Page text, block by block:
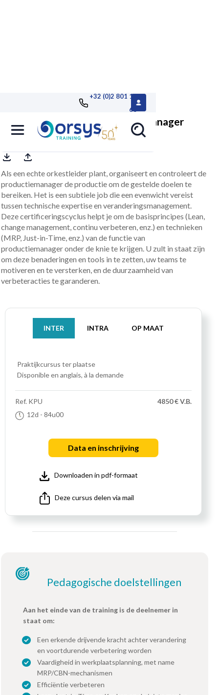
+32 (0)2 801 13
68
Certificeringscursus productiemanager
Als een echte orkestleider plant, organiseert en controleert de
productiemanager de productie om de gestelde doelen te
bereiken. Het is een subtiele job die een evenwicht vereist
tussen technische expertise en veranderingsmanagement.
Deze certificeringscyclus helpt je om de basisprincipes (Lean,
change management, continu verbeteren, enz.) en technieken
(MRP, Just-in-Time, enz.) van de functie van
productiemanager onder de knie te krijgen. U zult in staat zijn
om deze benaderingen en tools in te zetten, uw teams te
motiveren en te versterken, en de duurzaamheid van
verbeteracties te garanderen.
INTER INTRA OP MAAT
Praktijkcursus ter plaatse
Disponible en anglais, à la demande
Ref. KPU
12d - 84u00
4850 € V.B.
Data en inschrijving
Downloaden in pdf-formaat
Deze cursus delen via mail
Pedagogische doelstellingen
Aan het einde van de training is de deelnemer in
staat om:
Een erkende drijvende kracht achter verandering
en voortdurende verbetering worden
Vaardigheid in werkplaatsplanning, met name
MRP/CBN-mechanismen
Efficiëntie verbeteren